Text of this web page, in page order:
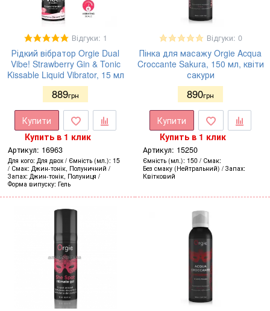
Відгуки: 1
Рідкий вібратор Orgie Dual
Vibe! Strawberry Gin & Tonic
Kissable Liquid Vibrator, 15 мл
889грн
Купити
Купить в 1 клик
Артикул: 16963
Для кого Для двох Ємність (мл.) 15
Смак Джин-тонік, Полуничний
Запах Джин-тонік, Полуниця
Форма випуску Гель
Відгуки: 0
Пінка для масажу Orgie Acqua
Croccante Sakura, 150 мл, квіти
сакури
890грн
Купити
Купить в 1 клик
Артикул: 15250
Ємність (мл.) 150
Смак
Без смаку (Нейтральний)
Запах
Квітковий